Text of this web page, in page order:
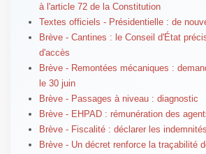
à l'article 72 de la Constitution
Textes officiels - Présidentielle : de
Brève - Cantines : le Conseil d'État
d'accès
Brève - Remontées mécaniques :
le 30 juin
Brève - Passages à niveau : diagnostic
Brève - EHPAD : rémunération des
Brève - Fiscalité : déclarer les indemnités
Brève - Un décret renforce la traçabilité